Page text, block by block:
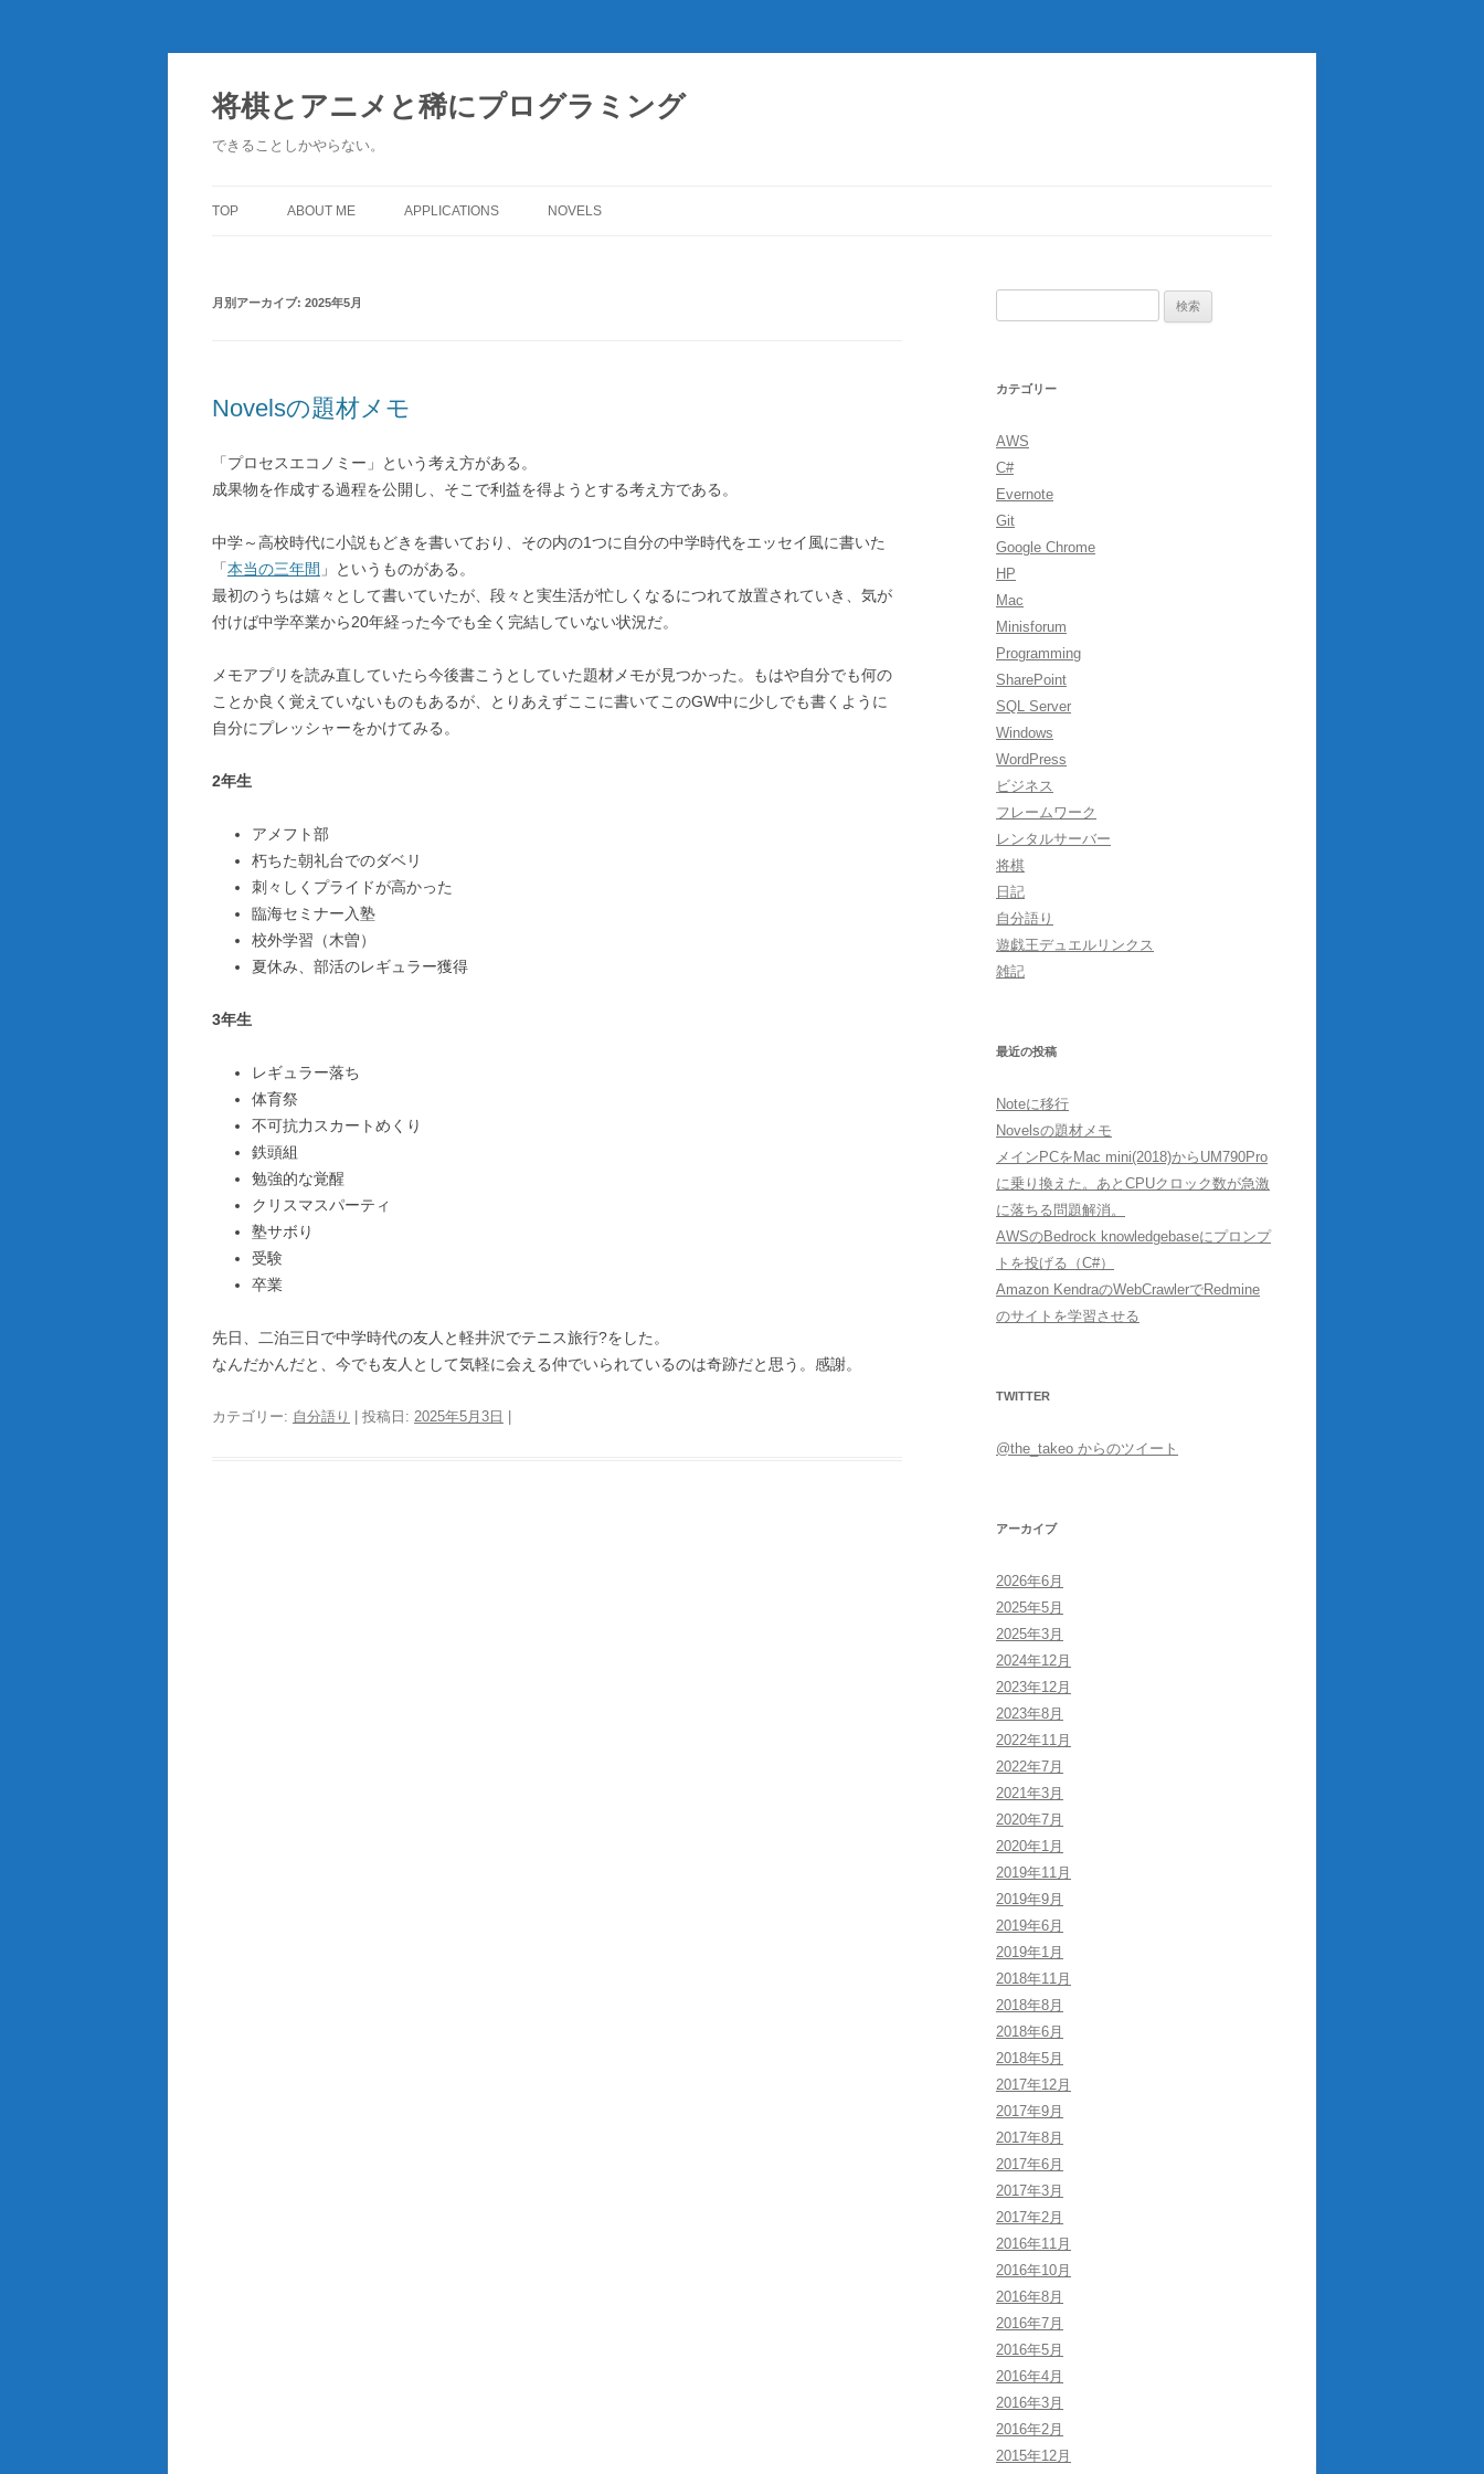
テ
ン
ツ
へ
ス
将棋とアニメと稀にプログラミング
できることしかやらない。
TOP ABOUT ME APPLICATIONS NOVELS
月別アーカイブ: 2025年5月
Novelsの題材メモ
「プロセスエコノミー」という考え方がある。
成果物を作成する過程を公開し、そこで利益を得ようとする考え方である。
中学～高校時代に小説もどきを書いており、その内の1つに自分の中学時代をエッセイ風に書いた
「本当の三年間 」というものがある。
最初のうちは嬉々として書いていたが、段々と実生活が忙しくなるにつれて放置されていき、気が
付けば中学卒業から20年経った今でも全く完結していない状況だ。
メモアプリを読み直していたら今後書こうとしていた題材メモが見つかった。もはや自分でも何の
ことか良く覚えていないものもあるが、とりあえずここに書いてこのGW中に少しでも書くように
自分にプレッシャーをかけてみる。
2年生
アメフト部
朽ちた朝礼台でのダベリ
刺々しくプライドが高かった
臨海セミナー入塾
校外学習（木曽）
夏休み、部活のレギュラー獲得
3年生
レギュラー落ち
体育祭
不可抗力スカートめくり
鉄頭組
勉強的な覚醒
クリスマスパーティ
塾サボり
受験
卒業
先日、二泊三日で中学時代の友人と軽井沢でテニス旅行?をした。
なんだかんだと、今でも友人として気軽に会える仲でいられているのは奇跡だと思う。感謝。
カテゴリー: 自分語り | 投稿日: 2025年5月3日
カテゴリー
AWS
C#
Evernote
Git
Google Chrome
HP
Mac
Minisforum
Programming
SharePoint
SQL Server
Windows
WordPress
ビジネス
フレームワーク
レンタルサーバー
将棋
日記
自分語り
遊戯王デュエルリンクス
雑記
最近の投稿
Noteに移行
Novelsの題材メモ
メインPCをMac mini(2018)からUM790Pro
に乗り換えた。あとCPUクロック数が急激
に落ちる問題解消。
AWSのBedrock knowledgebaseにプロンプ
トを投げる（C#）
Amazon KendraのWebCrawlerでRedmine
のサイトを学習させる
TWITTER
@the_takeo からのツイート
アーカイブ
2026年6月
2025年5月
2025年3月
2024年12月
2023年12月
2023年8月
2022年11月
2022年7月
2021年3月
2020年7月
2020年1月
2019年11月
2019年9月
2019年6月
2019年1月
2018年11月
2018年8月
2018年6月
2018年5月
2017年12月
2017年9月
2017年8月
2017年6月
2017年3月
2017年2月
2016年11月
2016年10月
2016年8月
2016年7月
2016年5月
2016年4月
2016年3月
2016年2月
2015年12月